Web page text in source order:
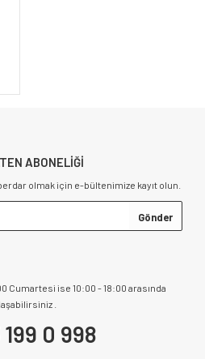
ABONELİĞİ
olmak için e-bültenimize kayıt olun.
Cumartesi ise 10:00 - 18:00 arasında
.
0 998